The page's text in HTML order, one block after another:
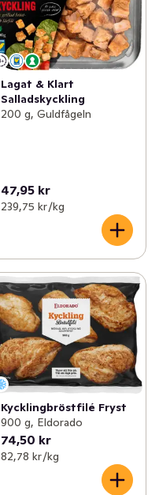
Lagat & Klart
Salladskyckling
200 g, Guldfågeln
47,95 kr
239,75 kr /kg
Kycklingbröstfilé Fryst
900 g, Eldorado
74,50 kr
82,78 kr /kg